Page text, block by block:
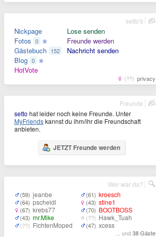
Nickpage
Fotos 0
Gästebuch 152
Blog 0
HotVote
Lose senden
Freunde werden
Nachricht senden
(??) privacy
setto's
setto hat leider noch keine Freunde. Unter
MyFriendskannst du ihm/ihr die Freundschaft
anbieten.
JETZT Freunde werden
Freunde
(59) jeanbe
(64) pscheidl
(67) krebs77
(43) mr.Mike
(??) FichtenMoped
(61) kroesch
(43) stine1
(70) BOOTBOSS
(??) Hawk_Tuah
(47) xcess
... und38 Gäste
Wer war da?